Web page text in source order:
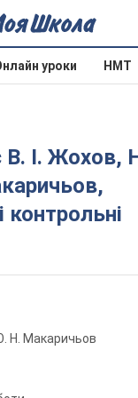
уроки НМТ
В. І. Жохов,
контрольні
Н. Макаричьов